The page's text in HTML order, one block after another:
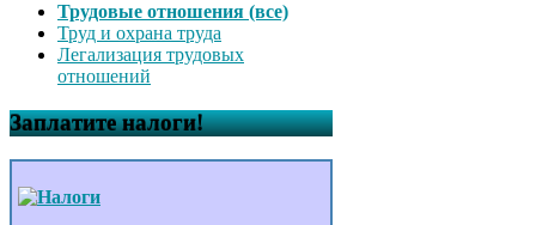
Трудовые отношения (все)
Труд и охрана труда
Легализация трудовых
отношений
Заплатите налоги!